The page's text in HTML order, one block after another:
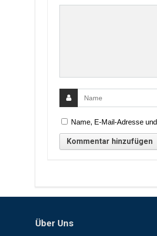
Name, E-Mail-Adresse
Über Uns